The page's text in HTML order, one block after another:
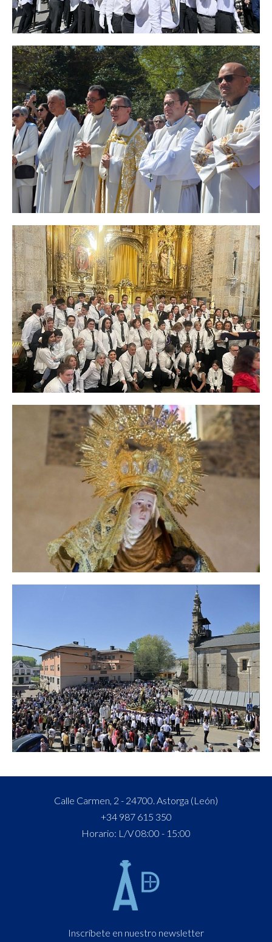
Calle Carmen, 2 - 24700. Astorga (León)
+34 987 615 350
Horario: L/V 08:00 - 15:00
Inscríbete en nuestro newsletter